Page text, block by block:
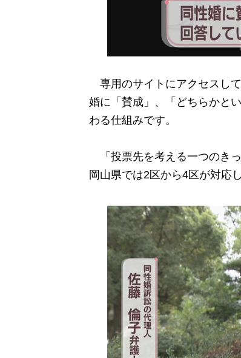
専用のサイトにアクセスし
婚に「賛成」、「どちらかと
わる仕組みです。
「投票先を考える一つのき
岡山県では2区から4区が対応